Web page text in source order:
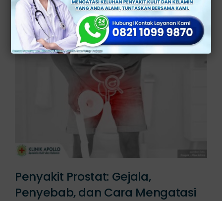
Penyakit Prostat: Gejala,
Penyebab, dan Cara Mengatasi